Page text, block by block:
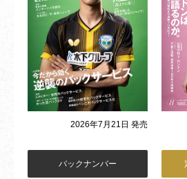
2026年7月21日 発売
バックナンバー